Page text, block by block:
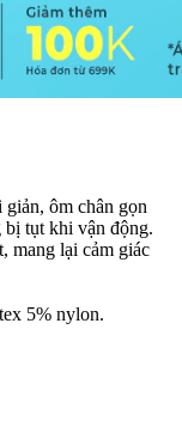
ôm chân gọn
bị tụt khi vận động.
mang lại cảm giác
5% nylon.